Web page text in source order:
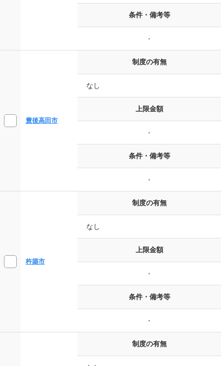
条件・備考等
-
豊後高田市
制度の有無
なし
上限金額
-
条件・備考等
-
杵築市
制度の有無
なし
上限金額
-
条件・備考等
-
制度の有無